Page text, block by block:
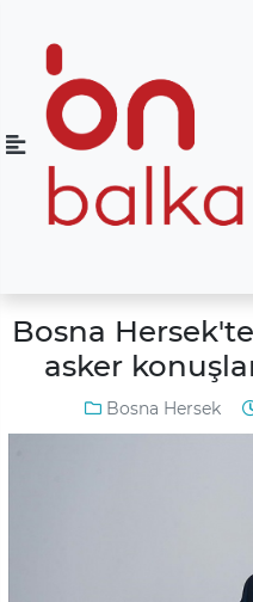
Bosna
asker
Bosna Hersek